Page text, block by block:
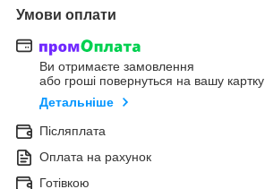
Умови оплати
Ви отримаєте замовлення
або гроші повернуться на вашу картку
Детальніше
Післяплата
Оплата на рахунок
Готівкою